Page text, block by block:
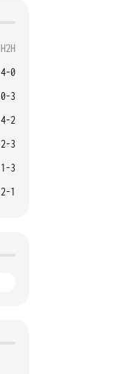
H2H
4-0
0-3
4-2
2-3
1-3
2-1